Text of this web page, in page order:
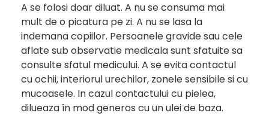
A se folosi doar diluat. A nu se consuma mai
mult de o picatura pe zi. A nu se lasa la
indemana copiilor. Persoanele gravide sau cele
aflate sub observatie medicala sunt sfatuite sa
consulte sfatul medicului. A se evita contactul
cu ochii, interiorul urechilor, zonele sensibile si cu
mucoasele. In cazul contactului cu pielea,
dilueaza în mod generos cu un ulei de baza.